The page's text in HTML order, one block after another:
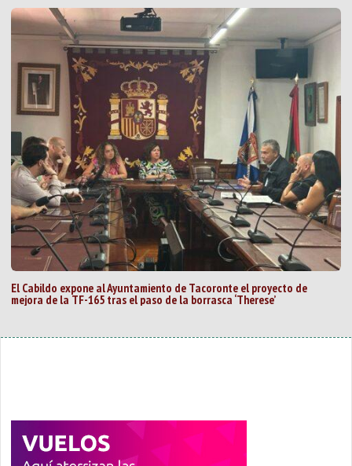
El Cabildo expone al Ayuntamiento de Tacoronte el proyecto de
mejora de la TF-165 tras el paso de la borrasca ‘Therese’